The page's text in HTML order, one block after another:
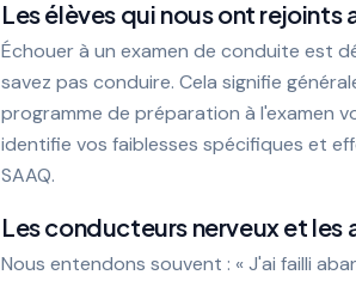
Les élèves qui nous ont
Échouer à un examen de conduite est
savez pas conduire. Cela signifie
programme de préparation à l'examen
identifie vos faiblesses spécifiques et
SAAQ.
Les conducteurs nerveux et les
Nous entendons souvent : « J'ai failli